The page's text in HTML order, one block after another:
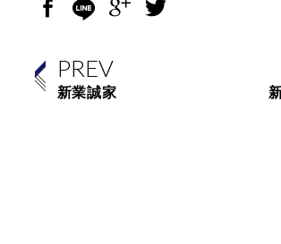
PREV
新業誠家